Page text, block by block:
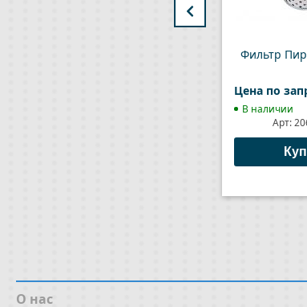
Фильтр
Цена по
В наличии
Арт:
О нас